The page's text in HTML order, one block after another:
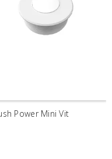
Power Mini Vit